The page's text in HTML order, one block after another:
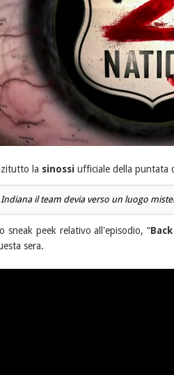
la sinossiufficiale della puntata
Indiana il team devia verso un luogo
sneak peek relativo all'episodio, “
sera.